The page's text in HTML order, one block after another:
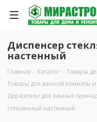
Диспенсер
настенный
Главная - Каталог - Товары
Товары для ванной комнаты и
Держатели для ванных
стеклянный настенный